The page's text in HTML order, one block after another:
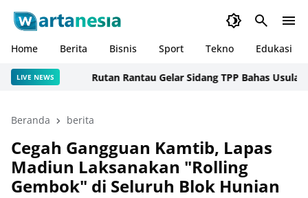
Home Berita Bisnis Sport Tekno Edukasi
LIVE NEWS Rutan Rantau Gelar Sidang TPP Bahas Usulan
Beranda berita
Cegah Gangguan Kamtib, Lapas
Madiun Laksanakan "Rolling
Gembok" di Seluruh Blok Hunian